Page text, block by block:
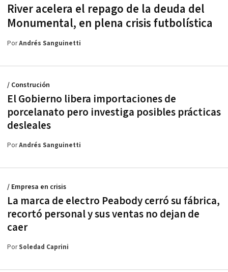
River acelera el repago de la deuda del
Monumental, en plena crisis futbolística
PorAndrés Sanguinetti
El Gobierno libera importaciones de
porcelanato pero investiga posibles prácticas
desleales
/ Construción
PorAndrés Sanguinetti
La marca de electro Peabody cerró su fábrica,
recortó personal y sus ventas no dejan de
caer
/ Empresa en crisis
PorSoledad Caprini